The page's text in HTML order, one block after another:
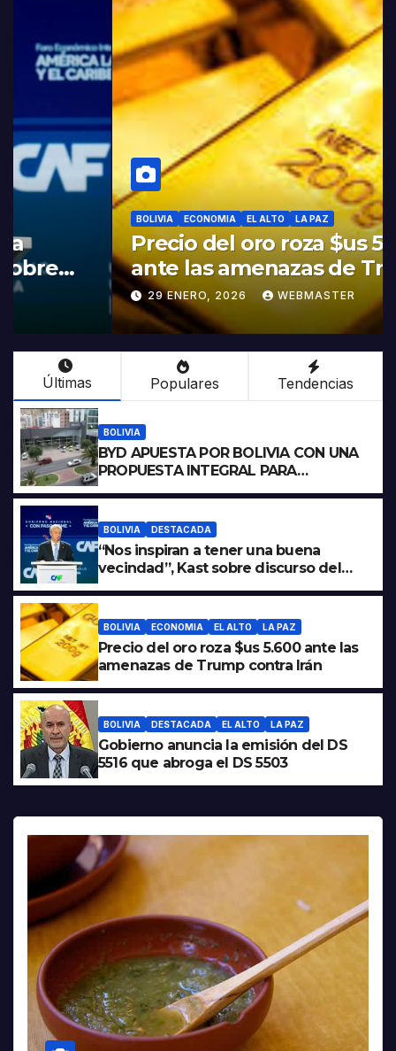
EL ALTO LA PAZ
Precio del oro roza $us 5.600
ante las amenazas de Trump
contra Irán
29 ENERO, 2026 WEBMASTER
Últimas Populares Tendencias
BOLIVIA
BYD APUESTA POR BOLIVIA CON UNA
PROPUESTA INTEGRAL PARA
BOLIVIA DESTACADA
“Nos inspiran a tener una buena
vecindad”, Kast sobre discurso del
BOLIVIA ECONOMIA EL ALTO LA PAZ
Precio del oro roza $us 5.600 ante las
amenazas de Trump contra Irán
BOLIVIA DESTACADA EL ALTO LA PAZ
Gobierno anuncia la emisión del DS
5516 que abroga el DS 5503